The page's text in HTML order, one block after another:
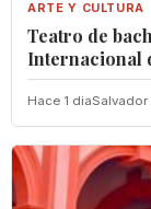
ARTE Y CULTURA
Teatro de
Internacional
Hace 1 dia